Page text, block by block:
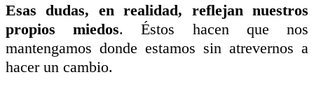
Esas dudas, en realidad, reflejan nuestros
propios miedos. Éstos hacen que nos
mantengamos donde estamos sin atrevernos a
hacer un cambio.